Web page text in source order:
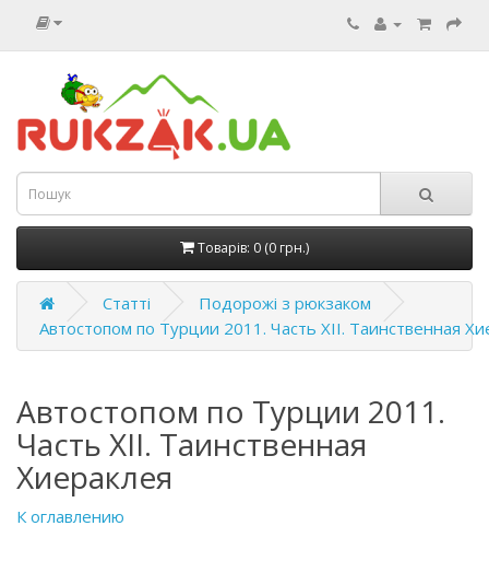
Товарів: 0 (0 грн.)
Статті
Подорожі з рюкзаком
Автостопом по Турции 2011. Часть XII. Таинственная
Автостопом по Турции 2011.
Часть XII. Таинственная
Хиераклея
К оглавлению